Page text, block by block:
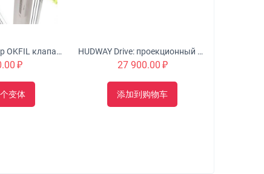
Оконный Фильтр OKFIL клапан для воздуха на пластиковые окна
₽
变体
HUDWAY Drive: проекционный дисплей для автомобиля
27 900.00 ₽
添加到购物车